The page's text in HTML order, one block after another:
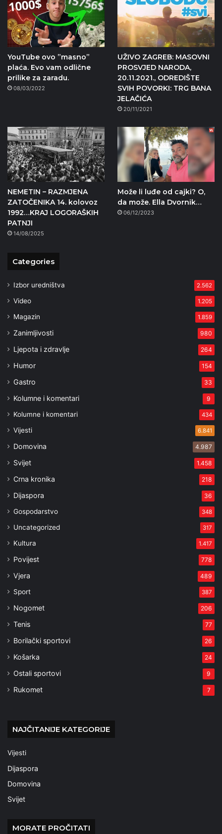
YouTube ovo ”masno”
plaća. Evo vam odlične
prilike za zaradu.
08/03/2022
UŽIVO ZAGREB: MASOVNI
PROSVJED NARODA,
20.11.2021., ODREDIŠTE
SVIH POVORKI: TRG BANA
JELAČIĆA
20/11/2021
NEMETIN – RAZMJENA
ZATOČENIKA 14. kolovoz
1992…KRAJ LOGORAŠKIH
PATNJI
14/08/2025
Može li luđe od cajki? O,
da može. Ella Dvornik…
06/12/2023
Categories
Izbor uredništva 2.562
Video 1.205
Magazin 1.859
Zanimljivosti 980
Ljepota i zdravlje 264
Humor 154
Gastro 33
Kolumne i komentari 9
Kolumne i komentari 434
Vijesti 6.841
Domovina 4.987
Svijet 1.458
Crna kronika 218
Dijaspora 36
Gospodarstvo 348
Uncategorized 317
Kultura 1.417
Povijest 778
Vjera 489
Sport 387
Nogomet 206
Tenis 77
Borilački sportovi 26
Košarka 24
Ostali sportovi 9
Rukomet 7
NAJČITANIJE KATEGORIJE
Vijesti
Dijaspora
Domovina
Svijet
MORATE PROČITATI